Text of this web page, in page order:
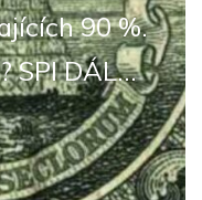
90 %.
SPI DÁL...